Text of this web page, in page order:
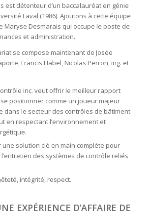
est détenteur d’un baccalauréat en génie
Laval (1986). Ajoutons à cette équipe
Maryse Desmarais qui occupe le poste de
et administration.
se compose maintenant de Josée
Francis Habel, Nicolas Perron, ing. et
inc. veut offrir le meilleur rapport
positionner comme un joueur majeur
dans le secteur des contrôles de bâtiment
en respectant l’environnement et
une solution clé en main complète pour
l’entretien des systèmes de contrôle reliés
intégrité, respect.
EXPÉRIENCE D’AFFAIRE DE